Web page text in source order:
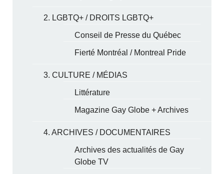
2. LGBTQ+ / DROITS LGBTQ+
Conseil de Presse du Québec
Fierté Montréal / Montreal Pride
3. CULTURE / MÉDIAS
Littérature
Magazine Gay Globe + Archives
4. ARCHIVES / DOCUMENTAIRES
Archives des actualités de Gay
Globe TV